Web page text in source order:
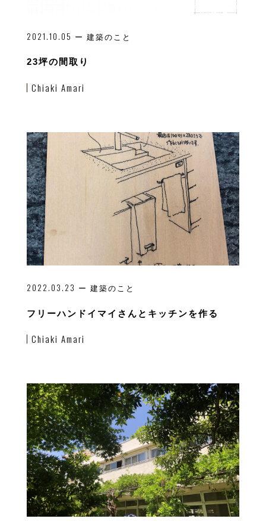
2021.10.05 ー 建築のこと
23坪の間取り
Chiaki Amari
2022.03.23 ー 建築のこと
フリーハンドイマイさんとキッチンを作る
Chiaki Amari